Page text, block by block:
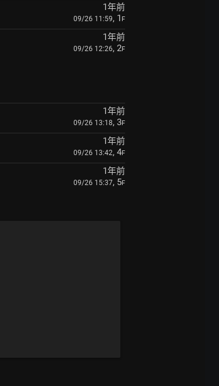
1年前
09/26 11:59, 1 F
1年前
09/26 12:26, 2F
1年前
09/26 13:18, 3F
1年前
09/26 13:42, 4F
1年前
09/26 15:37, 5F